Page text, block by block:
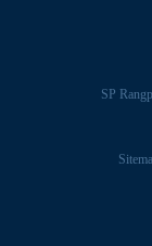
SP